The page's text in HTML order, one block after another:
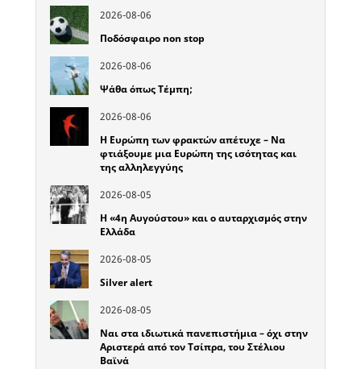
2026-08-06
Ποδόσφαιρο non stop
2026-08-06
Ψάθα όπως Τέμπη;
2026-08-06
Η Ευρώπη των φρακτών απέτυχε – Να
φτιάξουμε μια Ευρώπη της ισότητας και
της αλληλεγγύης
2026-08-05
Η «4η Αυγούστου» και ο αυταρχισμός στην
Ελλάδα
2026-08-05
Silver alert
2026-08-05
Ναι στα ιδιωτικά πανεπιστήμια – όχι στην
Αριστερά από τον Τσίπρα, του Στέλιου
Βαϊνά